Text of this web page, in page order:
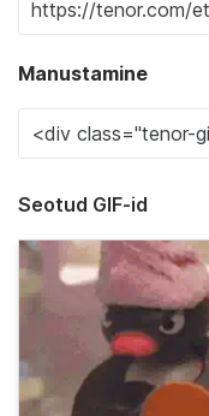
Manustamine
Seotud GIF-id